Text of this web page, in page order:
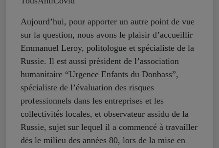
Aujourd’hui, pour apporter un autre point de vue
sur la question, nous avons le plaisir d’accueillir
Emmanuel Leroy, politologue et spécialiste de la
Russie. Il est aussi président de l’association
humanitaire “Urgence Enfants du Donbass”,
spécialiste de l’évaluation des risques
professionnels dans les entreprises et les
collectivités locales, et observateur assidu de la
Russie, sujet sur lequel il a commencé à travailler
dès le milieu des années 80, lors de la mise en